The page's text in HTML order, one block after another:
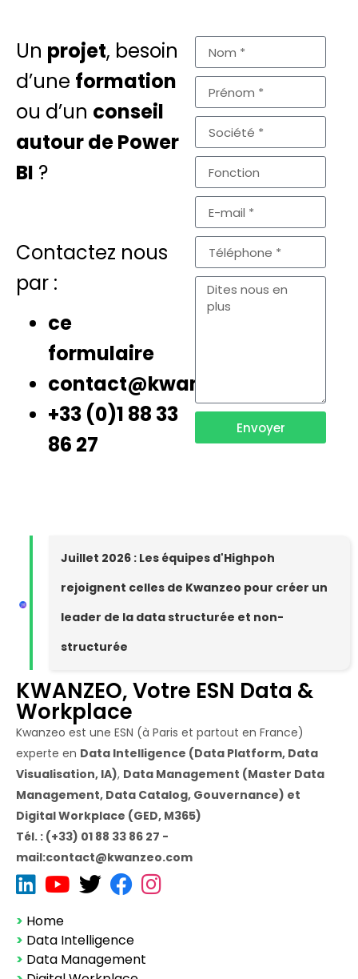
Un projet, besoin
d’une formation
ou d’un conseil
autour de Power
BI ?
Contactez nous
par :
ce
formulaire
contact@kwanzeo
+33 (0)1 88 33
86 27
Envoyer
Juillet 2026 : Les équipes d'Highpoh
rejoignent celles de Kwanzeo pour créer un
leader de la data structurée et non-
structurée
KWANZEO, Votre ESN Data &
Workplace
Kwanzeo est une ESN (à Paris et partout en France)
experte en Data Intelligence (Data Platform, Data
Visualisation, IA), Data Management (Master Data
Management, Data Catalog, Gouvernance) et
Digital Workplace (GED, M365)
Tél. : (+33) 01 88 33 86 27 -
mail:contact@kwanzeo.com
> Home
> Data Intelligence
> Data Management